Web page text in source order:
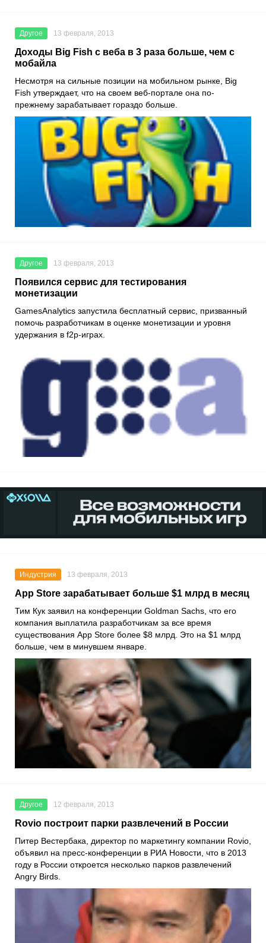
Другое 13 февраля, 2013
Доходы Big Fish с веба в 3 раза больше, чем с
мобайла
Несмотря на сильные позиции на мобильном рынке, Big
Fish утверждает, что на своем веб-портале она по-
прежнему зарабатывает гораздо больше.
Другое 13 февраля, 2013
Появился сервис для тестирования
монетизации
GamesAnalytics запустила бесплатный сервис, призванный
помочь разработчикам в оценке монетизации и уровня
удержания в f2p-играх.
Индустрия 13 февраля, 2013
App Store зарабатывает больше $1 млрд в месяц
Тим Кук заявил на конференции Goldman Sachs, что его
компания выплатила разработчикам за все время
существования App Store более $8 млрд. Это на $1 млрд
больше, чем в минувшем январе.
Другое 12 февраля, 2013
Rovio построит парки развлечений в России
Питер Вестербака, директор по маркетингу компании Rovio,
объявил на пресс-конференции в РИА Новости, что в 2013
году в России откроется несколько парков развлечений
Angry Birds.